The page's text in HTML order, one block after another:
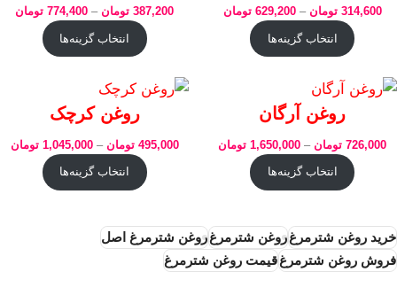
314,600 تومان –
629,200 تومان
انتخاب گزینه‌ها
387,200 تومان –
774,400 تومان
انتخاب گزینه‌ها
روغن آرگان
726,000 تومان –
1,650,000 تومان
انتخاب گزینه‌ها
روغن کرچک
495,000 تومان –
1,045,000 تومان
انتخاب گزینه‌ها
خرید روغن شترمرغروغن شترمرغروغن شترمرغ اصل
فروش روغن شترمرغقیمت روغن شترمرغ